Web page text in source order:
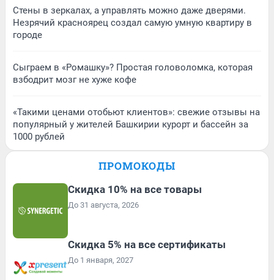
Стены в зеркалах, а управлять можно даже дверями.
Незрячий красноярец создал самую умную квартиру в
городе
Сыграем в «Ромашку»? Простая головоломка, которая
взбодрит мозг не хуже кофе
«Такими ценами отобьют клиентов»: свежие отзывы на
популярный у жителей Башкирии курорт и бассейн за
1000 рублей
ПРОМОКОДЫ
Скидка 10% на все товары
До 31 августа, 2026
Скидка 5% на все сертификаты
До 1 января, 2027